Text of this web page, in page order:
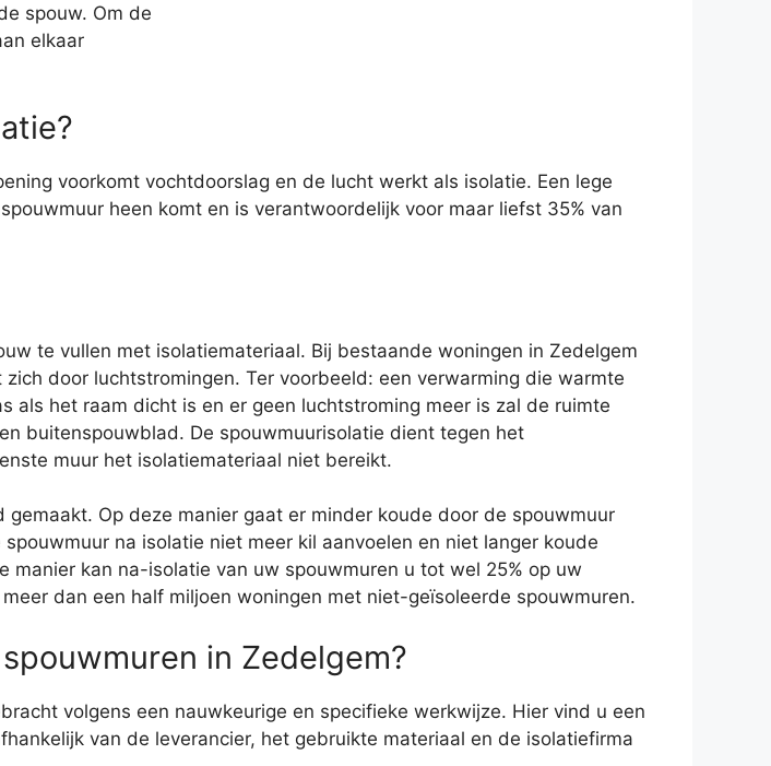
spouw. Om de
elkaar
voorkomt vochtdoorslag en de lucht werkt als isolatie. Een lege
heen komt en is verantwoordelijk voor maar liefst 35% van
te vullen met isolatiemateriaal. Bij bestaande woningen in Zedelgem
door luchtstromingen. Ter voorbeeld: een verwarming die warmte
als het raam dicht is en er geen luchtstroming meer is zal de ruimte
buitenspouwblad. De spouwmuurisolatie dient tegen het
muur het isolatiemateriaal niet bereikt.
Op deze manier gaat er minder koude door de spouwmuur
na isolatie niet meer kil aanvoelen en niet langer koude
kan na-isolatie van uw spouwmuren u tot wel 25% op uw
dan een half miljoen woningen met niet-geïsoleerde spouwmuren.
in Zedelgem?
volgens een nauwkeurige en specifieke werkwijze. Hier vind u een
van de leverancier, het gebruikte materiaal en de isolatiefirma